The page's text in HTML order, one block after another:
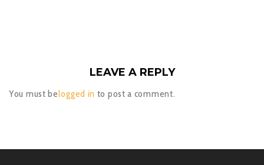
LEAVE A REPLY
You must belogged in to post a comment.